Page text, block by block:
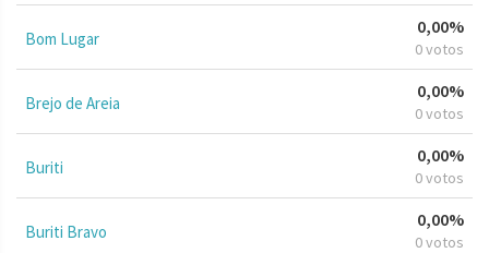
Bom Lugar
0,00%
0 votos
Brejo de Areia
0,00%
0 votos
Buriti
0,00%
0 votos
Buriti Bravo
0,00%
0 votos